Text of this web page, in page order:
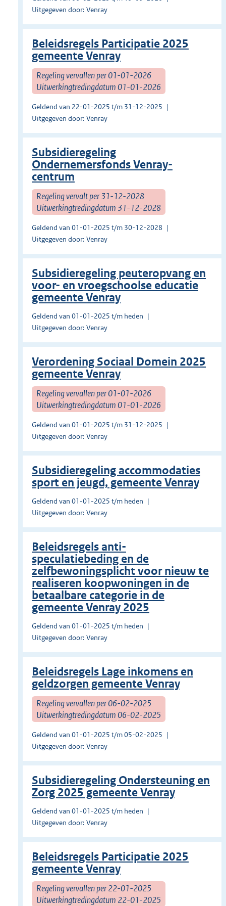
Uitgegeven door: Venray
Beleidsregels Participatie 2025
gemeente Venray
Regeling vervallen per 01-01-2026
Uitwerkingtredingdatum 01-01-2026
Geldend van 22-01-2025 t/m 31-12-2025
Uitgegeven door: Venray
Subsidieregeling
Ondernemersfonds Venray-
centrum
Regeling vervalt per 31-12-2028
Uitwerkingtredingdatum 31-12-2028
Geldend van 01-01-2025 t/m 30-12-2028
Uitgegeven door: Venray
Subsidieregeling peuteropvang en
voor- en vroegschoolse educatie
gemeente Venray
Geldend van 01-01-2025 t/m heden
Uitgegeven door: Venray
Verordening Sociaal Domein 2025
gemeente Venray
Regeling vervallen per 01-01-2026
Uitwerkingtredingdatum 01-01-2026
Geldend van 01-01-2025 t/m 31-12-2025
Uitgegeven door: Venray
Subsidieregeling accommodaties
sport en jeugd, gemeente Venray
Geldend van 01-01-2025 t/m heden
Uitgegeven door: Venray
Beleidsregels anti-
speculatiebeding en de
zelfbewoningsplicht voor nieuw te
realiseren koopwoningen in de
betaalbare categorie in de
gemeente Venray 2025
Geldend van 01-01-2025 t/m heden
Uitgegeven door: Venray
Beleidsregels Lage inkomens en
geldzorgen gemeente Venray
Regeling vervallen per 06-02-2025
Uitwerkingtredingdatum 06-02-2025
Geldend van 01-01-2025 t/m 05-02-2025
Uitgegeven door: Venray
Subsidieregeling Ondersteuning en
Zorg 2025 gemeente Venray
Geldend van 01-01-2025 t/m heden
Uitgegeven door: Venray
Beleidsregels Participatie 2025
gemeente Venray
Regeling vervallen per 22-01-2025
Uitwerkingtredingdatum 22-01-2025